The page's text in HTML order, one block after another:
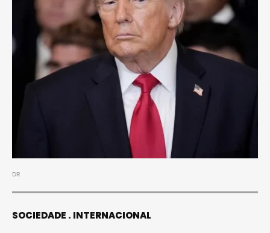
DR
SOCIEDADE INTERNACIONAL